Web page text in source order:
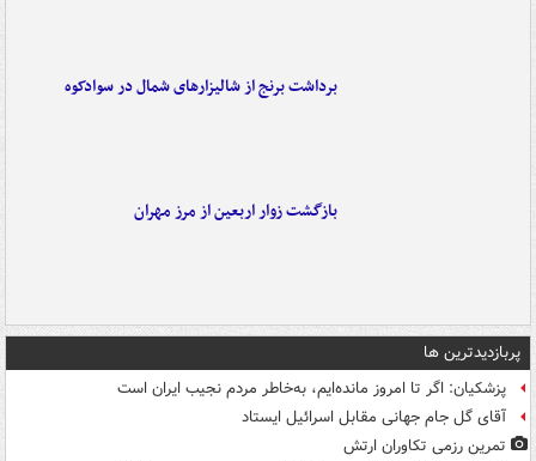
برداشت برنج از شالیزارهای شمال در سوادکوه
بازگشت زوار اربعین از مرز مهران
پربازدیدترین ها
پزشکیان: اگر تا امروز مانده‌ایم، به‌خاطر مردم نجیب ایران است
آقای گل جام جهانی مقابل اسرائیل ایستاد
تمرین رزمی تکاوران ارتش